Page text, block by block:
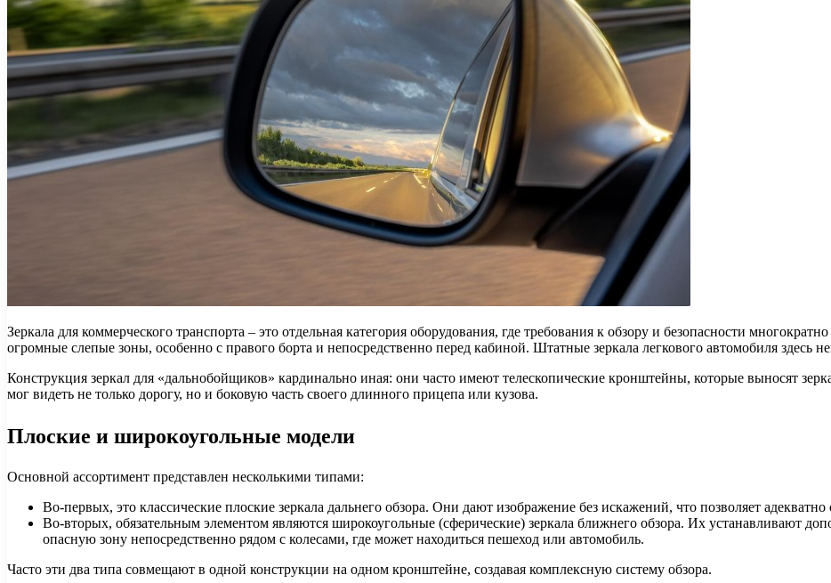
Зеркала для коммерческого транспорта – это отдельная категория оборудования, где требования к обзору и безопасности
огромные слепые зоны, особенно с правого борта и непосредственно перед кабиной. Штатные зеркала легкового автомобиля здесь
Конструкция зеркал для «дальнобойщиков» кардинально иная: они часто имеют телескопические кронштейны, которые выносят
мог видеть не только дорогу, но и боковую часть своего длинного прицепа или кузова.
Плоские и широкоугольные модели
Основной ассортимент представлен несколькими типами:
Во-первых, это классические плоские зеркала дальнего обзора. Они дают изображение без искажений, что позволяет
Во-вторых, обязательным элементом являются широкоугольные (сферические) зеркала ближнего обзора. Их устанавливают
опасную зону непосредственно рядом с колесами, где может находиться пешеход или автомобиль.
Часто эти два типа совмещают в одной конструкции на одном кронштейне, создавая комплексную систему обзора.